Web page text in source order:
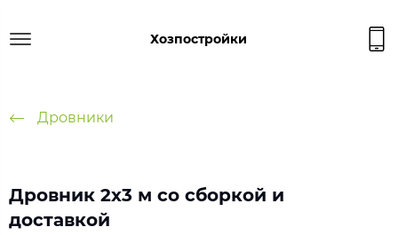
Хозпостройки
Дровники
Дровник 2х3 м со сборкой и
доставкой